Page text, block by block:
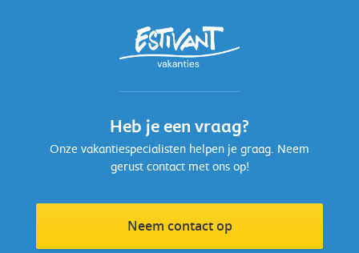
Heb je een vraag?
Onze vakantiespecialisten helpen je graag. Neem
gerust contact met ons op!
Neem contact op